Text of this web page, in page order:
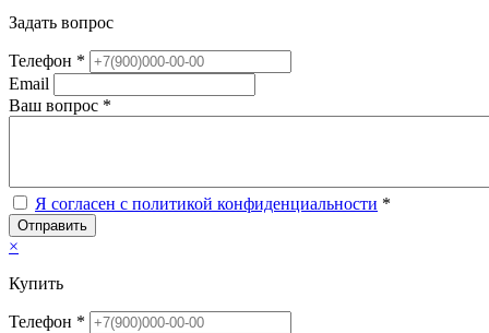
Задать вопрос
Телефон *
Email
Ваш вопрос *
Я согласен с политикой конфиденциальности *
Отправить
×
Купить
Телефон *